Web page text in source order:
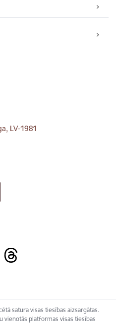
LV-1981
satura visas tiesības aizsargātas.
vienotās platformas visas tiesības